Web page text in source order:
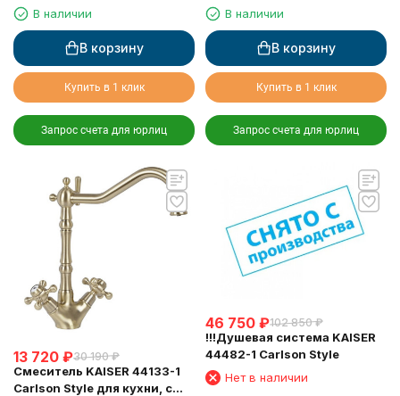
В наличии
В корзину
Купить в 1 клик
Запрос счета для юрлиц
В наличии
В корзину
Купить в 1 клик
Запрос счета для юрлиц
13 720 ₽30 190 ₽
Смеситель KAISER 44133-1
Carlson Style для кухни, с
46 750 ₽102 850 ₽
!!!Душевая система KAISER
44482-1 Carlson Style
Нет в наличии